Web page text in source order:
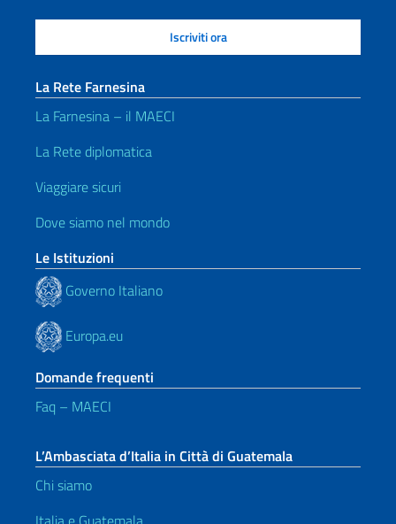
La Rete Farnesina
La Farnesina – il MAECI
La Rete diplomatica
Viaggiare sicuri
Dove siamo nel mondo
Le Istituzioni
Governo Italiano
Europa.eu
Domande frequenti
Faq – MAECI
L’Ambasciata d’Italia in Città di Guatemala
Chi siamo